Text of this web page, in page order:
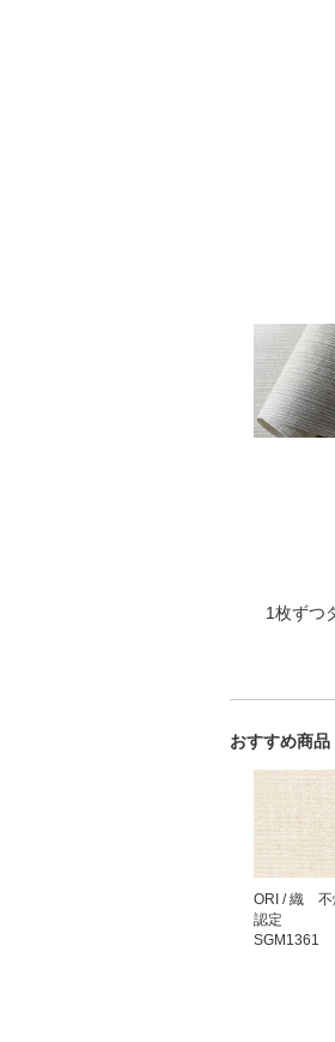
1枚ずつ
おすすめ商品
ORI / 織 不
認定
SGM1361